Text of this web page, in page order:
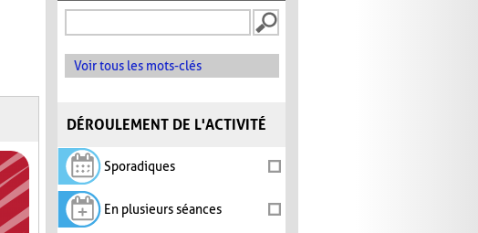
Voir tous les mots-clés
DÉROULEMENT DE L'ACTIVITÉ
Sporadiques
En plusieurs séances